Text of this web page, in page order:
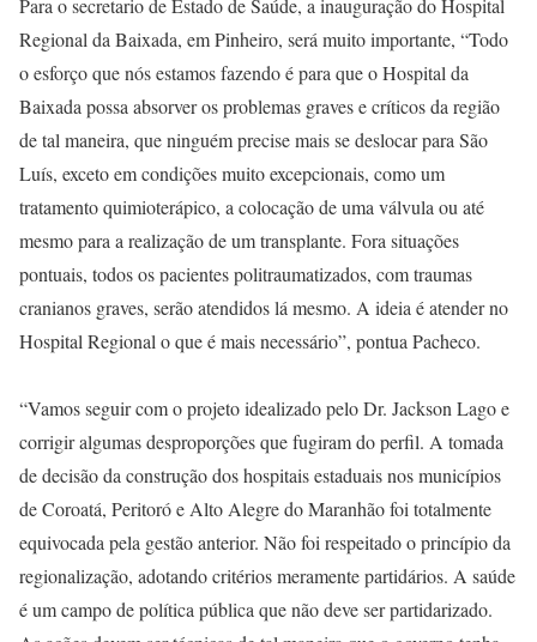
Para o secretario de Estado de Saúde, a inauguração do Hospital
Regional da Baixada, em Pinheiro, será muito importante, “Todo
o esforço que nós estamos fazendo é para que o Hospital da
Baixada possa absorver os problemas graves e críticos da região
de tal maneira, que ninguém precise mais se deslocar para São
Luís, exceto em condições muito excepcionais, como um
tratamento quimioterápico, a colocação de uma válvula ou até
mesmo para a realização de um transplante. Fora situações
pontuais, todos os pacientes politraumatizados, com traumas
cranianos graves, serão atendidos lá mesmo. A ideia é atender no
Hospital Regional o que é mais necessário”, pontua Pacheco.
“Vamos seguir com o projeto idealizado pelo Dr. Jackson Lago e
corrigir algumas desproporções que fugiram do perfil. A tomada
de decisão da construção dos hospitais estaduais nos municípios
de Coroatá, Peritoró e Alto Alegre do Maranhão foi totalmente
equivocada pela gestão anterior. Não foi respeitado o princípio da
regionalização, adotando critérios meramente partidários. A saúde
é um campo de política pública que não deve ser partidarizado.